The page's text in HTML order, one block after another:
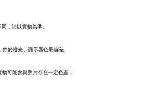
，請以實物為準。
於燈光、顯示器色彩偏差、
可能會與照片存在一定色差，